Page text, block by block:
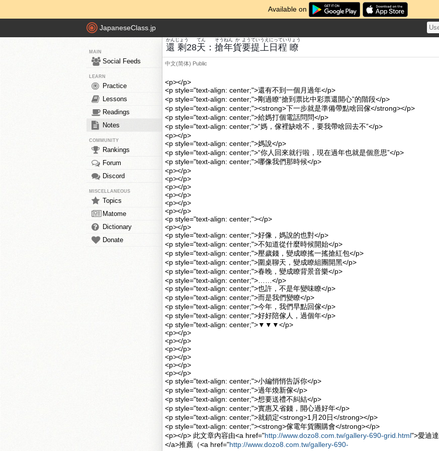
Available on
JapaneseClass.jp
MAIN
Social Feeds
LEARN
Practice
Lessons
Readings
Notes
COMMUNITY
Rankings
Forum
Discord
MISCELLANEOUS
Topics
Matome
Dictionary
Donate
還
かん
剩
じょう
28天
てん
： 搶
そう
年
ねん
貨
か
要
よう
提
てい
上
うえ
日程
にってい
瞭
りょう
中文(简体) Public
<p></p>
<p style="text-align: center;">還有不到一個月過年</p>
<p style="text-align: center;">剛過瞭“搶到票比中彩票還開心”的階段</p>
<p style="text-align: center;"><strong>下一步就是準備帶點啥回傢</strong></p>
<p style="text-align: center;">給媽打個電話問問</p>
<p style="text-align: center;">“媽，傢裡缺啥不，要我帶啥回去不”</p>
<p></p>
<p style="text-align: center;">媽說</p>
<p style="text-align: center;">“你人回來就行啦，現在過年也就是個意思”</p>
<p style="text-align: center;">哪像我們那時候</p>
<p></p>
<p></p>
<p></p>
<p></p>
<p></p>
<p></p>
<p style="text-align: center;"></p>
<p></p>
<p style="text-align: center;">好像，媽說的也對</p>
<p style="text-align: center;">不知道從什麼時候開始</p>
<p style="text-align: center;">壓歲錢，變成瞭搖一搖搶紅包</p>
<p style="text-align: center;">圍桌聊天，變成瞭組團開黑</p>
<p style="text-align: center;">春晚，變成瞭背景音樂</p>
<p style="text-align: center;">……</p>
<p style="text-align: center;">也許，不是年變味瞭</p>
<p style="text-align: center;">而是我們變瞭</p>
<p style="text-align: center;">今年，我們早點回傢</p>
<p style="text-align: center;">好好陪傢人，過個年</p>
<p style="text-align: center;">▼▼▼</p>
<p></p>
<p></p>
<p></p>
<p></p>
<p></p>
<p></p>
<p style="text-align: center;">小編悄悄告訴你</p>
<p style="text-align: center;">過年煥新傢</p>
<p style="text-align: center;">想要送禮不糾結</p>
<p style="text-align: center;">實惠又省錢，開心過好年</p>
<p style="text-align: center;">就鎖定<strong>1月20日</strong></p>
<p style="text-align: center;"><strong>傢電年貨團購會</strong></p>
<p></p> 此文章內容由<a href="http://www.dozo8.com.tw/gallery-690-grid.html">愛迪達
</a>推薦（<a href="http://www.dozo8.com.tw/gallery-690-